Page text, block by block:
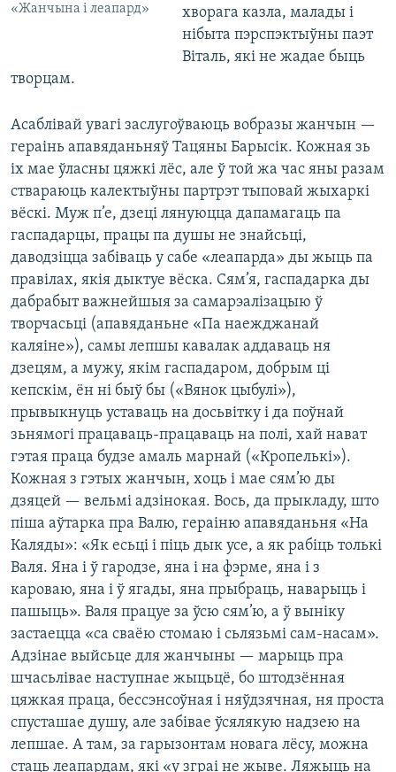
«Жанчына і леапард»
хворага казла, малады і
нібыта пэрспэктыўны паэт
Віталь, які не жадае быць
творцам.
Асаблівай увагі заслугоўваюць вобразы жанчын —
гераінь апавяданьняў Тацяны Барысік. Кожная зь
іх мае ўласны цяжкі лёс, але ў той жа час яны разам
ствараюць калектыўны партрэт тыповай жыхаркі
вёскі. Муж п’е, дзеці лянуюцца дапамагаць па
гаспадарцы, працы па душы не знайсьці,
даводзіцца забіваць у сабе «леапарда» ды жыць па
правілах, якія дыктуе вёска. Сям’я, гаспадарка ды
дабрабыт важнейшыя за самарэалізацыю ў
творчасьці (апавяданьне «Па наежджанай
каляіне»), самы лепшы кавалак аддаваць ня
дзецям, а мужу, якім гаспадаром, добрым ці
кепскім, ён ні быў бы («Вянок цыбулі»),
прывыкнуць уставаць на досьвітку і да поўнай
зьнямогі працаваць-працаваць на полі, хай нават
гэтая праца будзе амаль марнай («Кропелькі»).
Кожная з гэтых жанчын, хоць і мае сям’ю ды
дзяцей — вельмі адзінокая. Вось, да прыкладу, што
піша аўтарка пра Валю, гераіню апавяданьня «На
Каляды»: «Як есьці і піць дык усе, а як рабіць толькі
Валя. Яна і ў гародзе, яна і на фэрме, яна і з
кароваю, яна і ў ягады, яна прыбраць, наварыць і
пашыць». Валя працуе за ўсю сям’ю, а ў выніку
застаецца «са сваёю стомаю і сьлязьмі сам-насам».
Адзінае выйсьце для жанчыны — марыць пра
шчасьлівае наступнае жыцьцё, бо штодзённая
цяжкая праца, бессэнсоўная і няўдзячная, ня проста
спусташае душу, але забівае ўсялякую надзею на
лепшае. А там, за гарызонтам новага лёсу, можна
стаць леапардам, які «у зграі не жыве. Ляжыць на